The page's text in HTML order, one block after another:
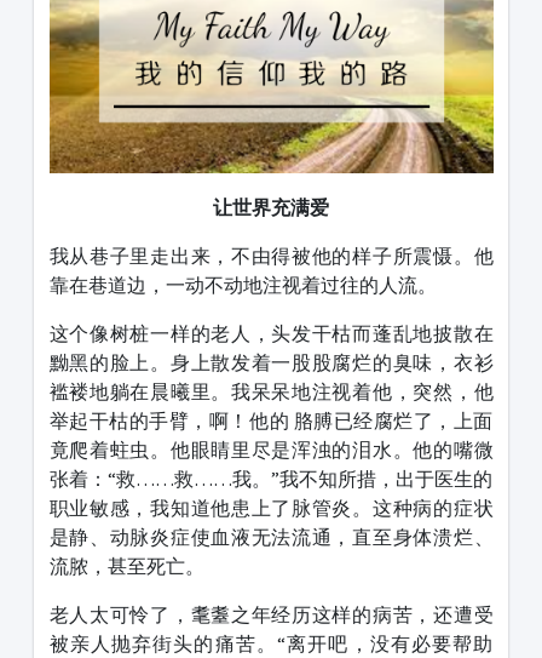
让世界充满爱
我从巷子里走出来，不由得被他的样子所震慑。他
靠在巷道边，一动不动地注视着过往的人流。
这个像树桩一样的老人，头发干枯而蓬乱地披散在
黝黑的脸上。身上散发着一股股腐烂的臭味，衣衫
褴褛地躺在晨曦里。我呆呆地注视着他，突然，他
举起干枯的手臂，啊！他的 胳膊已经腐烂了，上面
竟爬着蛀虫。他眼睛里尽是浑浊的泪水。他的嘴微
张着：“救……救……我。”我不知所措，出于医生的
职业敏感，我知道他患上了脉管炎。这种病的症状
是静、动脉炎症使血液无法流通，直至身体溃烂、
流脓，甚至死亡。
老人太可怜了，耄耋之年经历这样的病苦，还遭受
被亲人抛弃街头的痛苦。“离开吧，没有必要帮助